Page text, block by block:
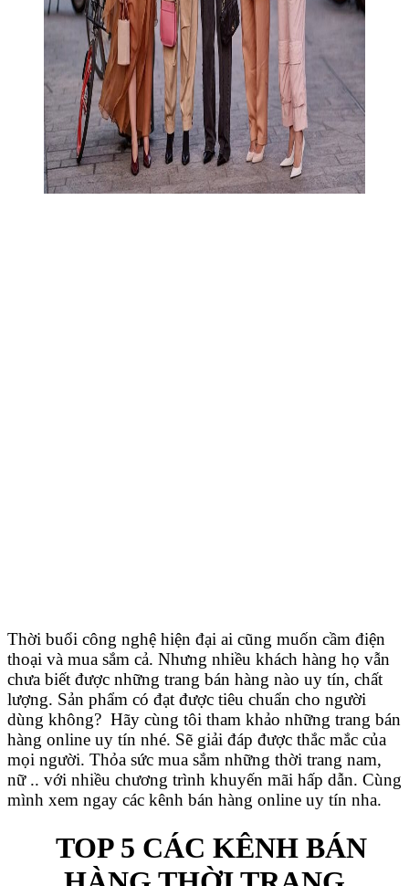
Thời buổi công nghệ hiện đại ai cũng muốn cầm điện
thoại và mua sắm cả. Nhưng nhiều khách hàng họ vẫn
chưa biết được những trang bán hàng nào uy tín, chất
lượng. Sản phẩm có đạt được tiêu chuẩn cho người
dùng không? Hãy cùng tôi tham khảo những trang bán
hàng online uy tín nhé. Sẽ giải đáp được thắc mắc của
mọi người. Thỏa sức mua sắm những thời trang nam,
nữ .. với nhiều chương trình khuyến mãi hấp dẫn. Cùng
mình xem ngay các kênh bán hàng online uy tín nha.
TOP 5 CÁC KÊNH BÁN